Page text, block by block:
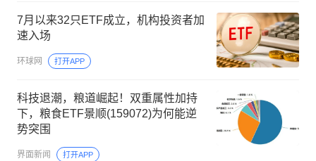
7月以来32只ETF成立，机构投资者加
速入场
环球网 打开APP
科技退潮，粮道崛起！双重属性加持
下，粮食ETF景顺(159072)为何能逆
势突围
界面新闻 打开APP